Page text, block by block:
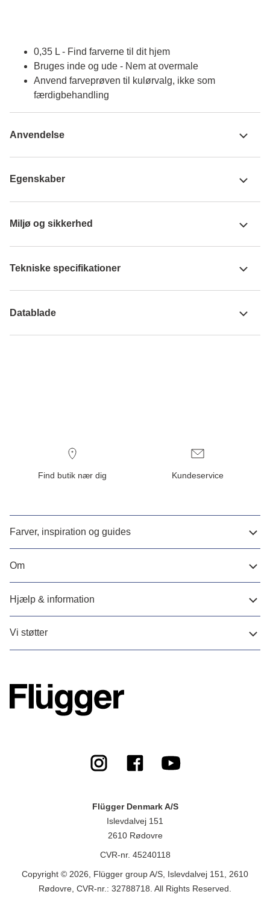
0,35 L - Find farverne til dit hjem
Bruges inde og ude - Nem at overmale
Anvend farveprøven til kulørvalg, ikke som
færdigbehandling
Anvendelse
Egenskaber
Miljø og sikkerhed
Tekniske specifikationer
Datablade
Find butik nær dig Kundeservice
Farver, inspiration og guides
Om
Hjælp & information
Vi støtter
Flügger Denmark A/S
Islevdalvej 151
2610 Rødovre
CVR-nr. 45240118
Copyright © 2026, Flügger group A/S, Islevdalvej 151, 2610
Rødovre, CVR-nr.: 32788718. All Rights Reserved.